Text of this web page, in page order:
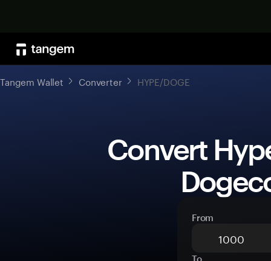
Tangem Wallet Converter HYPE/DOGE
From
To